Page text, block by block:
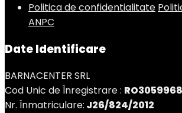
Politica de confidentialitate
ANPC
Date Identificare
BARNACENTER SRL
Cod Unic de Înregistrare :
Nr. Înmatriculare: J26/824/2012